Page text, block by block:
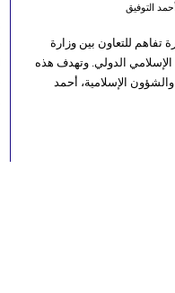
التوفيق
تفاهم للتعاون بين وزارة
الإسلامي الدولي. وتهدف هذه
الإسلامية، أحمد